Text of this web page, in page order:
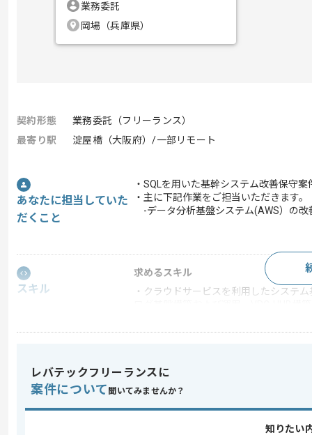
業務委託
岡場（兵庫県）
契約形態
業務委託（フリーランス）
最寄り駅
淀屋橋（大阪府）/一部リモート
あなたに担当していた
だくこと
・SQLを用いた基幹システム改善保守
・主に下記作業をご担当いただきます。
-データ分析基盤システム(AWS）の改
スキル
求めるスキル
・クラウドサービスを利用したシステ
・RDBMSでのTableやViewの作成のご
・AWS（EC2/RDS）の実務経験
スキルに不安がある方へ
上記に似た経験やスキルをお持ちであれば
レバテックフリーランスに
案件について 聞いてみませんか？
知りたい